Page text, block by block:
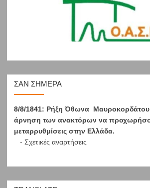
ΣΑΝ ΣΉΜΕΡΑ
8/8/1841: Ρήξη Όθωνα 
άρνηση των ανακτόρων να
μεταρρυθμίσεις στην Ελλάδα.
- Σχετικές αναρτήσεις